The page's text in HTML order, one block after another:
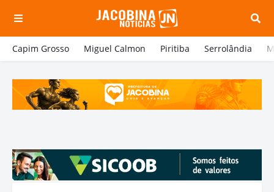
Capim Grosso Miguel Calmon Piritiba Serrolândia